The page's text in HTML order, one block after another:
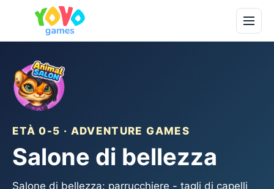
ETÀ 0-5 · ADVENTURE GAMES
Salone di bellezza
Salone di bellezza: parrucchiere - tagli di capelli